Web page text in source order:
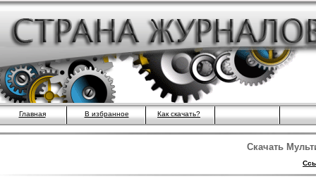
Главная В избранное Как скачать?
Скачать